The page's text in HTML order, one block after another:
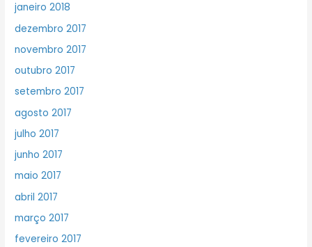
janeiro 2018
dezembro 2017
novembro 2017
outubro 2017
setembro 2017
agosto 2017
julho 2017
junho 2017
maio 2017
abril 2017
março 2017
fevereiro 2017